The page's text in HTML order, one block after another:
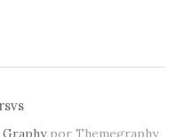
Graphypor Themegraphy